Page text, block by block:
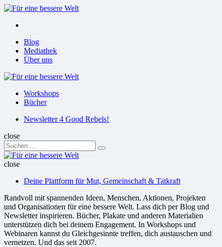
Menu
Menu
Blog
Mediathek
Über uns
Für
Workshops
Bücher
SuchenNewsletter 4 Good Rebels!
close
Search
for:
Suchen
Für
Welt
close
Deine Plattform für Mut, Gemeinschaft & Tatkraft
Randvoll mit spannenden Ideen, Menschen, Aktionen, Projekten
und Organisationen für eine bessere Welt. Lass dich per Blog und
Newsletter inspirieren. Bücher, Plakate und anderen Materialien
unterstützen dich bei deinem Engagement. In Workshops und
Webinaren kannst du Gleichgesinnte treffen, dich austauschen und
vernetzen. Und das seit 2007.